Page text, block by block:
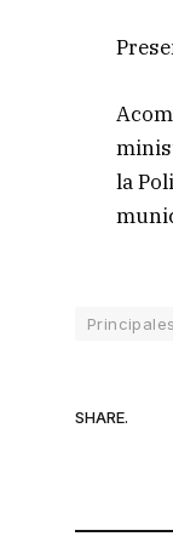
la
Principales
SHARE.